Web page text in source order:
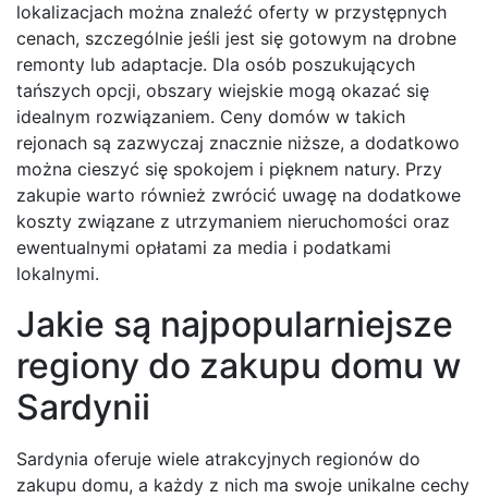
lokalizacjach można znaleźć oferty w przystępnych
cenach, szczególnie jeśli jest się gotowym na drobne
remonty lub adaptacje. Dla osób poszukujących
tańszych opcji, obszary wiejskie mogą okazać się
idealnym rozwiązaniem. Ceny domów w takich
rejonach są zazwyczaj znacznie niższe, a dodatkowo
można cieszyć się spokojem i pięknem natury. Przy
zakupie warto również zwrócić uwagę na dodatkowe
koszty związane z utrzymaniem nieruchomości oraz
ewentualnymi opłatami za media i podatkami
lokalnymi.
Jakie są najpopularniejsze
regiony do zakupu domu w
Sardynii
Sardynia oferuje wiele atrakcyjnych regionów do
zakupu domu, a każdy z nich ma swoje unikalne cechy